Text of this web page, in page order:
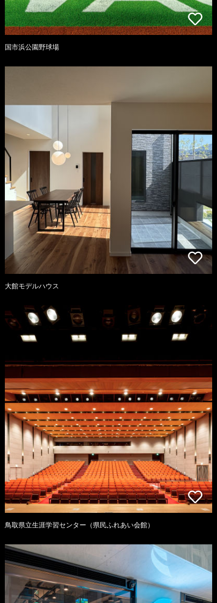
国市浜公園野球場
大館モデルハウス
鳥取県立生涯学習センター（県民ふれあい会館）